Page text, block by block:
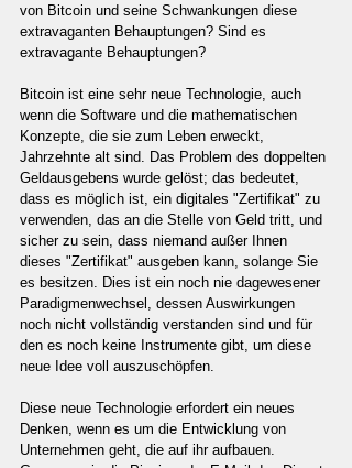
von Bitcoin und seine Schwankungen diese
extravaganten Behauptungen? Sind es
extravagante Behauptungen?
Bitcoin ist eine sehr neue Technologie, auch
wenn die Software und die mathematischen
Konzepte, die sie zum Leben erweckt,
Jahrzehnte alt sind. Das Problem des doppelten
Geldausgebens wurde gelöst; das bedeutet,
dass es möglich ist, ein digitales "Zertifikat" zu
verwenden, das an die Stelle von Geld tritt, und
sicher zu sein, dass niemand außer Ihnen
dieses "Zertifikat" ausgeben kann, solange Sie
es besitzen. Dies ist ein noch nie dagewesener
Paradigmenwechsel, dessen Auswirkungen
noch nicht vollständig verstanden sind und für
den es noch keine Instrumente gibt, um diese
neue Idee voll auszuschöpfen.
Diese neue Technologie erfordert ein neues
Denken, wenn es um die Entwicklung von
Unternehmen geht, die auf ihr aufbauen.